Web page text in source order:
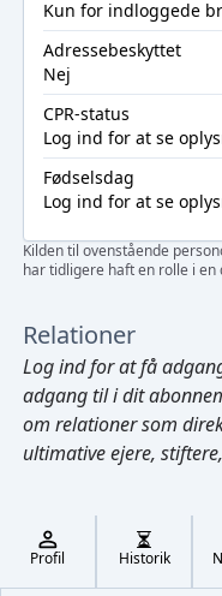
Cmd/Ctrl + K
Kun for indloggede
Adressebeskyttet
Nej
CPR-status
Log ind for at se
Fødselsdag
Log ind for at se
Kilden til ovenstående
har tidligere haft en rolle i en
Relationer
Log indfor at få
adgang til i dit
om relationer som
ultimative ejere,
Profil Historik